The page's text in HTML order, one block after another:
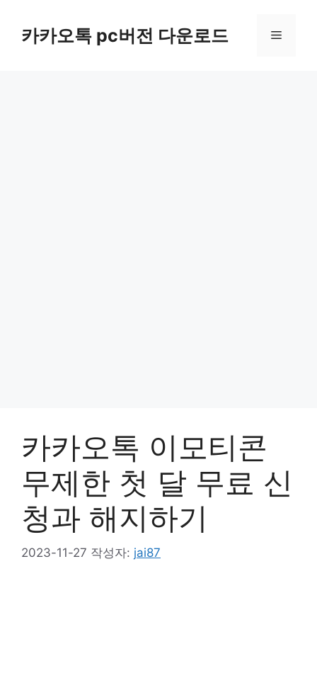
카카오톡 pc버전 다운로드 메
카카오톡 이모티콘
무제한 첫 달 무료 신
청과 해지하기
2023-11-27 작성자: jai87